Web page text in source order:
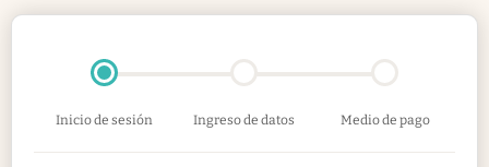
Inicio de sesión Ingreso de datos Medio de pago